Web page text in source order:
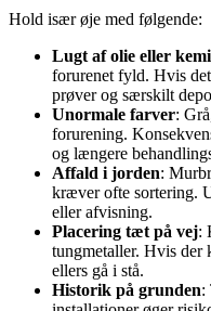
Hold især øje med følgende:
Lugt af olie eller kemi
forurenet fyld. Hvis
prøver og særskilt
Unormale farver:
forurening.
og længere
Affald i jorden:
kræver ofte sortering.
eller afvisning.
Placering tæt på vej:
tungmetaller. Hvis der
ellers gå i stå.
Historik på grunden: